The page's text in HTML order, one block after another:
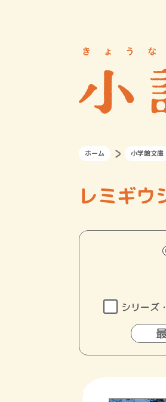
ホーム 小学館文庫
レミギウ
シリーズ